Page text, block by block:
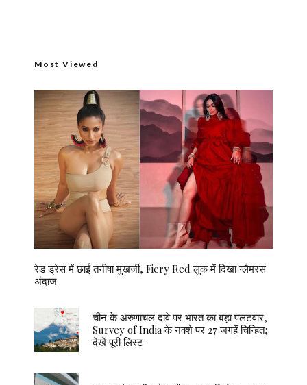
Most Viewed
रेड ड्रेस में छाईं तनीषा मुखर्जी, Fiery Red लुक में दिखा ग्लैमरस
अंदाज
चीन के अरुणाचल दावे पर भारत का बड़ा पलटवार,
Survey of India के नक्शे पर 27 जगहें चिन्हित;
देखें पूरी लिस्ट